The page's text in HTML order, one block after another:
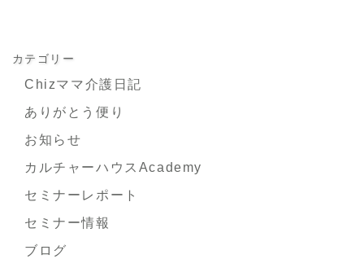
カテゴリー
Chizママ介護日記
ありがとう便り
お知らせ
カルチャーハウスAcademy
セミナーレポート
セミナー情報
ブログ